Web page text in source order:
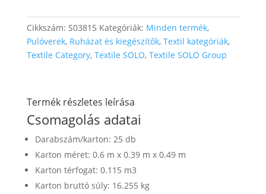
Cikkszám: S03815 Kategóriák: Minden termék,
Pulóverek, Ruházat és kiegészítők, Textil kategóriák,
Textile Category, Textile SOLO, Textile SOLO Group
Termék részletes leírása
Csomagolás adatai
Darabszám/karton: 25 db
Karton méret: 0.6 m x 0.39 m x 0.49 m
Karton térfogat: 0.115 m3
Karton bruttó súly: 16.255 kg